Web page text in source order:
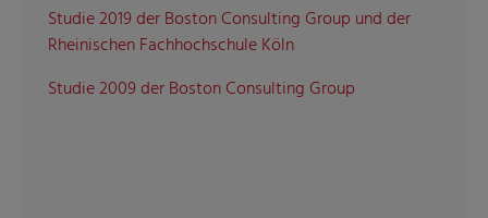
Studie 2019 der Boston Consulting Group und der
Rheinischen Fachhochschule Köln
Studie 2009 der Boston Consulting Group